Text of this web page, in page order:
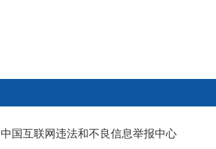
中国互联网违法和不良信息举报中心